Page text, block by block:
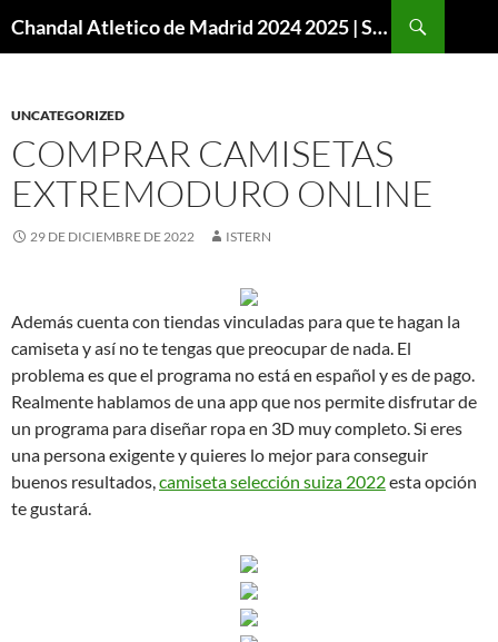
Chandal Atletico de Madrid 2024 2025 | SuperVigo
UNCATEGORIZED
COMPRAR CAMISETAS
EXTREMODURO ONLINE
29 DE DICIEMBRE DE 2022 ISTERN
Además cuenta con tiendas vinculadas para que te hagan la
camiseta y así no te tengas que preocupar de nada. El
problema es que el programa no está en español y es de pago.
Realmente hablamos de una app que nos permite disfrutar de
un programa para diseñar ropa en 3D muy completo. Si eres
una persona exigente y quieres lo mejor para conseguir
buenos resultados,camiseta selección suiza 2022esta opción
te gustará.